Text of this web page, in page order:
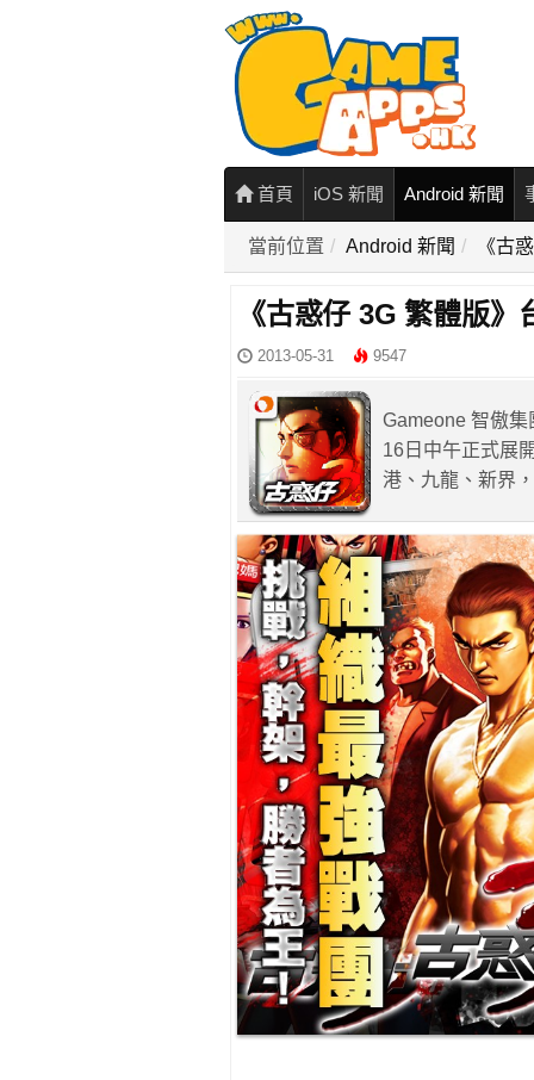
首頁 iOS 新聞 Android 新聞
當前位置 Android 新聞 《古
《古惑仔 3G 繁體版
2013-05-31 9547
Gameone 智傲
16日中午正式展
港、九龍、新界